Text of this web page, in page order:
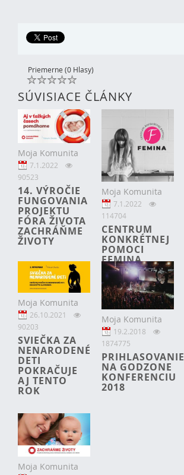
Priemerne (0 Hlasy)
SÚVISIACE ČLÁNKY
Moja Komunita
7.1.2022
90523
14. VÝROČIE
FUNGOVANIA
PROJEKTU
FÓRA ŽIVOTA
ZACHRÁŇME
ŽIVOTY
Moja Komunita
7.1.2022
114704
CENTRUM
KONKRÉTNEJ
POMOCI
FEMINA
POMÁHA UŽ 5
ROKOV! JE TU
VĎAKA FÓRU
ŽIVOTA
Moja Komunita
26.10.2021
90203
SVIEČKA ZA
NENARODENÉ
DETI
POKRAČUJE
AJ TENTO
ROK
Moja Komunita
19.2.2018
1874775
PRIHLASOVANIE
NA GODZONE
KONFERENCIU
2018
Moja Komunita